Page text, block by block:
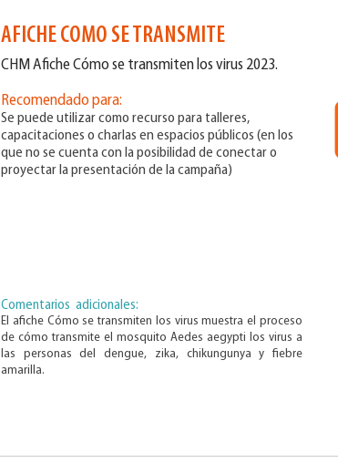
El afiche Cómo se transmiten los virus muestra el proceso
de cómo transmite el mosquito Aedes aegypti los virus a
las personas del dengue, zika, chikungunya y fiebre
amarilla.
AFICHE COMO SE TRANSMITE
CHM Afiche Cómo se transmiten los virus 2023.
Se puede utilizar como recurso para talleres,
capacitaciones o charlas en espacios públicos (en los
que no se cuenta con la posibilidad de conectar o
proyectar la presentación de la campaña)
Recomendado para:
Comentarios adicionales: